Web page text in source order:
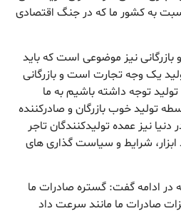
به کشور ما که در جنگ اقتصادی
بازرگانی نیز موضوعی است که باید
یک وجه تجارت است و بازرگانی
توجه داشته باشیم به ما
تولید خوب بازرگان و صادرکننده
نیز عمده تولیدکنندگان تاجر
شرایط و سیاست گذاری های
در ادامه گفت: گستره صادرات ما
صادرات ما مانند سرعت داد